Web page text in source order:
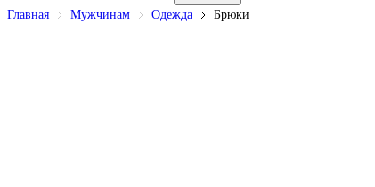
Главная Мужчинам Одежда Брюки